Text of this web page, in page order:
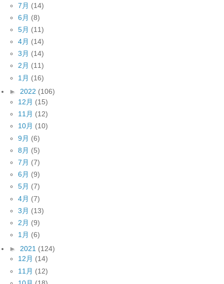
7月 (14)
6月 (8)
5月 (11)
4月 (14)
3月 (14)
2月 (11)
1月 (16)
► 2022 (106)
12月 (15)
11月 (12)
10月 (10)
9月 (6)
8月 (5)
7月 (7)
6月 (9)
5月 (7)
4月 (7)
3月 (13)
2月 (9)
1月 (6)
► 2021 (124)
12月 (14)
11月 (12)